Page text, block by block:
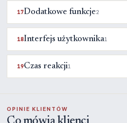
17Dodatkowe funkcje2
18Interfejs użytkownika1
19Czas reakcji1
OPINIE KLIENTÓW